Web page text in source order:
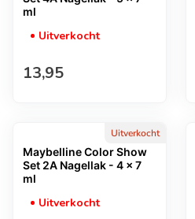
ml
Uitverkocht
Normale prijs
13,95
Uitverkocht
Maybelline Color Show
Set 2A Nagellak - 4 x 7
ml
Uitverkocht